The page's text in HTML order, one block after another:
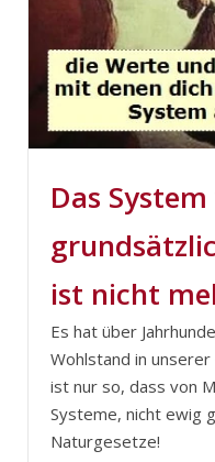
Das
ist nicht
Es hat über
Wohlstand in
ist nur so, dass von
Systeme, nicht ewig
Naturgesetze!